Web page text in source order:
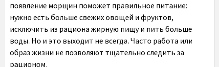
появление морщин поможет правильное питание:
нужно есть больше свежих овощей и фруктов,
исключить из рациона жирную пищу и пить больше
воды. Но и это выходит не всегда. Часто работа или
образ жизни не позволяют тщательно следить за
рационом.